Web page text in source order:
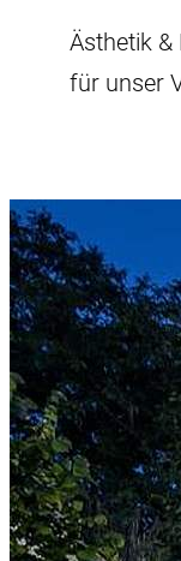
Ästhetik &
für unser